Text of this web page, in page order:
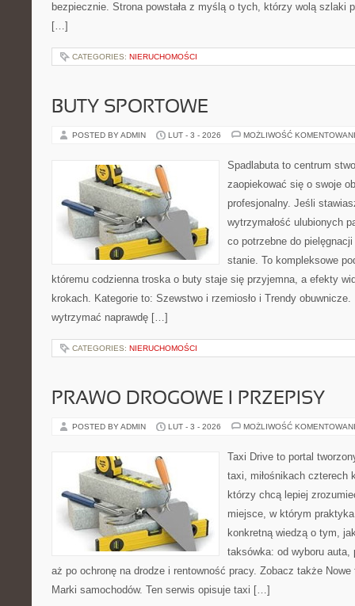
bezpiecznie. Strona powstała z myślą o tych, którzy wolą szlaki
[…]
CATEGORIES: NIERUCHOMOŚCI
BUTY SPORTOWE
POSTED BY ADMIN LUT - 3 - 2026 MOŻLIWOŚĆ
Spadlabuta to centrum
zaopiekować się o swoje
profesjonalny. Jeśli
wytrzymałość ulubionych
co potrzebne do
stanie. To kompleksowe
któremu codzienna troska o buty staje się przyjemna, a efekty
krokach. Kategorie to: Szewstwo i rzemiosło i Trendy obuwnicze.
wytrzymać naprawdę […]
CATEGORIES: NIERUCHOMOŚCI
PRAWO DROGOWE I PRZEPISY
POSTED BY ADMIN LUT - 3 - 2026 MOŻLIWOŚĆ
Taxi Drive to portal
taxi, miłośnikach czterech
którzy chcą lepiej
miejsce, w którym
konkretną wiedzą o tym,
taksówka: od wyboru
aż po ochronę na drodze i rentowność pracy. Zobacz także
Marki samochodów. Ten serwis opisuje taxi […]